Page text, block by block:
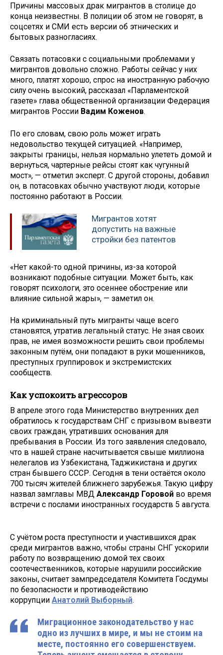
Причины массовых драк мигрантов в столице до
конца неизвестны. В полиции об этом не говорят, в
соцсетях и СМИ есть версии об этнических и
бытовых разногласиях.
Связать потасовки с социальными проблемами у
мигрантов довольно сложно. Работы сейчас у них
много, платят хорошо, спрос на иностранную рабочую
силу очень высокий, рассказал «Парламентской
газете» глава общественной организации Федерация
мигрантов России Вадим Коженов.
По его словам, свою роль может играть
недовольство текущей ситуацией. «Например,
закрыты границы, нельзя нормально улететь домой и
вернуться, чартерные рейсы стоят как чугунный
мост», — отметил эксперт. С другой стороны, добавил
он, в потасовках обычно участвуют люди, которые
постоянно работают в России.
Мигрантов хотят
допустить на важные
стройки без патентов
«Нет какой-то одной причины, из-за которой
возникают подобные ситуации. Может быть, как
говорят психологи, это осеннее обострение или
влияние сильной жары», — заметил он.
На криминальный путь мигранты чаще всего
становятся, утратив легальный статус. Не зная своих
прав, не имея возможности решить свои проблемы
законным путём, они попадают в руки мошенников,
преступных группировок и экстремистских
сообществ.
Как успокоить агрессоров
В апреле этого года Министерство внутренних дел
обратилось к государствам СНГ с призывом вывезти
своих граждан, утративших основания для
пребывания в России. Из того заявления следовало,
что в нашей стране насчитывается свыше миллиона
нелегалов из Узбекистана, Таджикистана и других
стран бывшего СССР. Сегодня в тени остаётся около
700 тысяч жителей ближнего зарубежья. Такую цифру
назвал замглавы МВД Александр Горовой во время
встречи с послами иностранных государств 5 августа.
С учётом роста преступности и участившихся драк
среди мигрантов важно, чтобы страны СНГ ускорили
работу по возвращению домой тех своих
соотечественников, которые нарушили российские
законы, считает зампредседателя Комитета Госдумы
по безопасности и противодействию
коррупции Анатолий Выборный.
Миграционное законодательство у нас
одно из лучших в мире, и мы не стоим на
месте, постоянно его совершенствуем.